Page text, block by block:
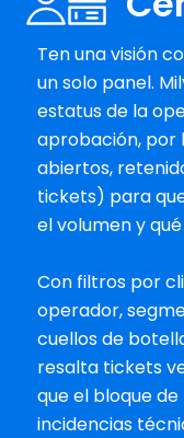
Ten una visión
un solo panel.
estatus de la
aprobación, por
abiertos,
tickets) para
el volumen y
Con filtros por
operador,
cuellos de
resalta tickets
que el bloque
incidencias